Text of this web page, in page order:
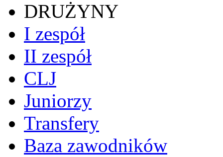
DRUŻYNY
I zespół
II zespół
CLJ
Juniorzy
Transfery
Baza zawodników